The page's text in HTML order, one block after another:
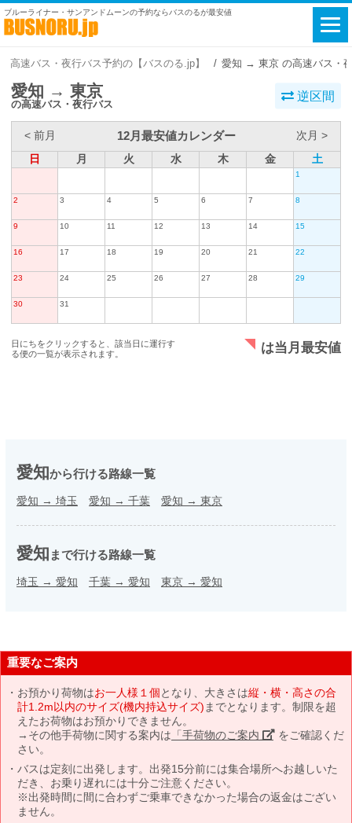
ブルーライナー・サンアンドムーンの予約ならバスのるが最安値
高速バス・夜行バス予約の【バスのる.jp】 愛知 → 東京 の高速バス・
愛知 → 東京
の高速バス・夜行バス
逆区間
< 前月 12月最安値カレンダー
次月 >
日
月 火 水 木 金 土
1
2 3 4 5 6 7 8
9 10 11 12 13 14 15
16 17 18 19 20 21 22
23 24 25 26 27 28 29
30 31
日にちをクリックすると、該当日に運行す
る便の一覧が表示されます。
は当月最安値
愛知から行ける路線一覧
愛知 → 埼玉 愛知 → 千葉 愛知 → 東京
愛知 まで行ける路線一覧
埼玉 → 愛知 千葉 → 愛知 東京 → 愛知
重要なご案内
お預かり荷物はお一人様１個となり、大きさは縦・横・高さの合
計1.2m以内のサイズ(機内持込サイズ) までとなります。制限を超
えたお荷物はお預かりできません。
→その他手荷物に関する案内は 「手荷物のご案内」 をご確認くだ
さい。
バスは定刻に出発します。出発15分前には集合場所へお越しいた
だき、お乗り遅れには十分ご注意ください。
※出発時間に間に合わずご乗車できなかった場合の返金はござい
ません。